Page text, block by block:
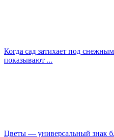
Когда сад затихает под
показывают ...
Цветы — универсальный знак